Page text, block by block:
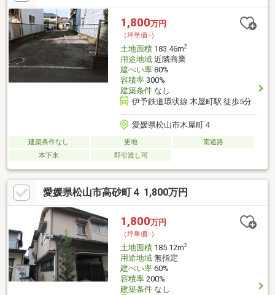
1,800万円
（坪単価:-）
土地面積183.46m2
用途地域近隣商業
建ぺい率80%
容積率300%
建築条件なし
伊予鉄道環状線 木屋町駅 徒歩5分
愛媛県松山市木屋町４
建築条件なし 更地
南道路
本下水
即引渡し可
愛媛県松山市高砂町４ 1,800万円
1,800万円
（坪単価:-）
土地面積185.12m2
用途地域無指定
建ぺい率60%
容積率200%
建築条件なし